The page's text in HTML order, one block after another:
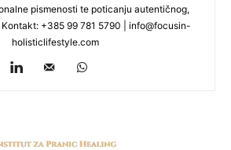
pismenosti te poticanju autentičnog,
+385 99 781 5790 | info@focusin-
holisticlifestyle.com